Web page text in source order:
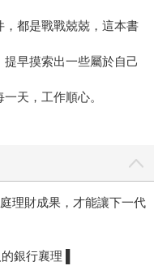
都是戰戰兢兢，這本書
早摸索出一些屬於自己
天，工作順心。
理財成果，才能讓下一代
銀行襄理 ▌